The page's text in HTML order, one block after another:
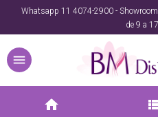
Whatsapp 11 4074-2900 -
de 9 a